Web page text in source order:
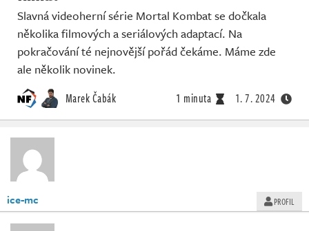
Slavná videoherní série Mortal Kombat se dočkala
několika filmových a seriálových adaptací. Na
pokračování té nejnovější pořád čekáme. Máme zde
ale několik novinek.
Marek Čabák 1 minuta 1. 7. 2024
ice-mc PROFIL